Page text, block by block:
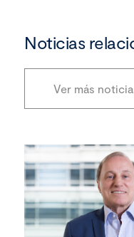
Noticias
Ver más